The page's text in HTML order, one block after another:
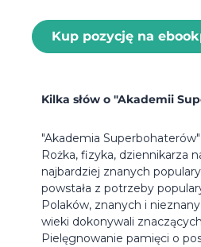
Kup pozycję na
Kilka słów o "Akademii
"Akademia
Rożka, fizyka, dziennikarza
najbardziej znanych
powstała z potrzeby
Polaków, znanych i
wieki dokonywali
Pielęgnowanie pamięci o